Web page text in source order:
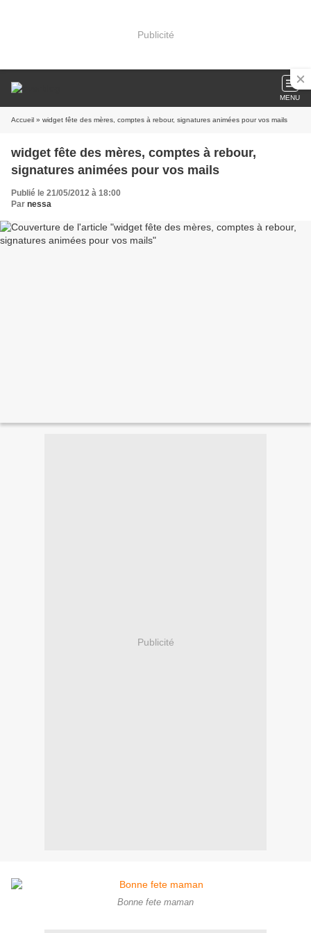
Publicité
MENU
Accueil » widget fête des mères, comptes à rebour, signatures animées pour vos mails
widget fête des mères, comptes à rebour,
signatures animées pour vos mails
Publié le 21/05/2012 à 18:00
Par nessa
Publicité
Bonne fete maman